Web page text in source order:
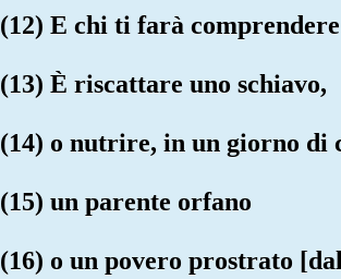
(12) E chi ti farà
(13) È riscattare uno schiavo,
(14) o nutrire, in un giorno di
(15) un parente orfano
(16) o un povero prostrato